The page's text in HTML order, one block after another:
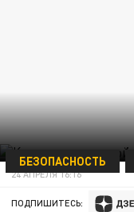
БЕЗОПАСНОСТЬ
24 АПРЕЛЯ 16:16
ПОДПИШИТЕСЬ: